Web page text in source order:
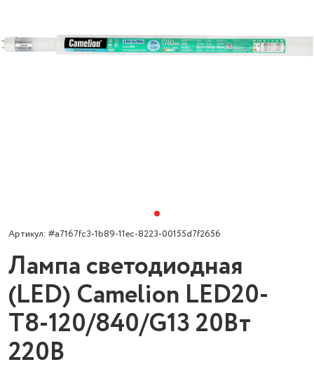
Артикул: #a7167fc3-1b89-11ec-8223-00155d7f2656
Лампа светодиодная
(LED) Camelion LED20-
T8-120/840/G13 20Вт
220В